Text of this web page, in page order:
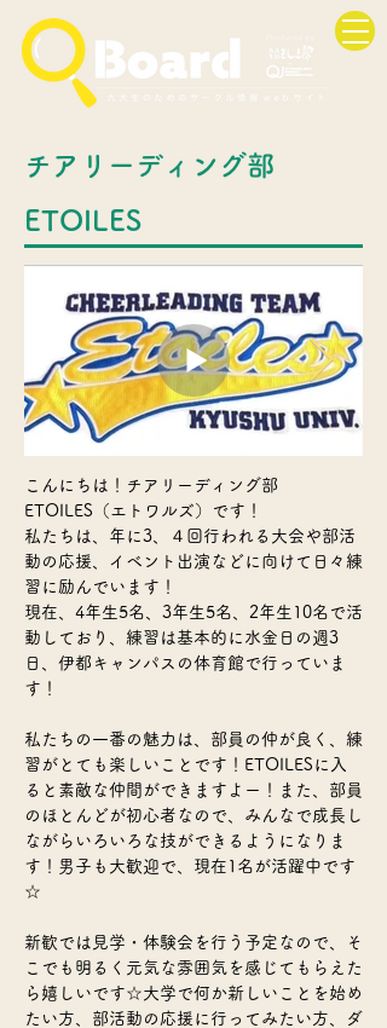
チアリーディング部
ETOILES
こんにちは！チアリーディング部
ETOILES（エトワルズ）です！
私たちは、年に3、４回行われる大会や部活
動の応援、イベント出演などに向けて日々練
習に励んでいます！
現在、4年生5名、3年生5名、2年生10名で活
動しており、練習は基本的に水金日の週3
日、伊都キャンパスの体育館で行っていま
す！
私たちの一番の魅力は、部員の仲が良く、練
習がとても楽しいことです！ETOILESに入
ると素敵な仲間ができますよー！また、部員
のほとんどが初心者なので、みんなで成長し
ながらいろいろな技ができるようになりま
す！男子も大歓迎で、現在1名が活躍中です
☆
新歓では見学・体験会を行う予定なので、そ
こでも明るく元気な雰囲気を感じてもらえた
ら嬉しいです☆大学で何か新しいことを始め
たい方、部活動の応援に行ってみたい方、ダ